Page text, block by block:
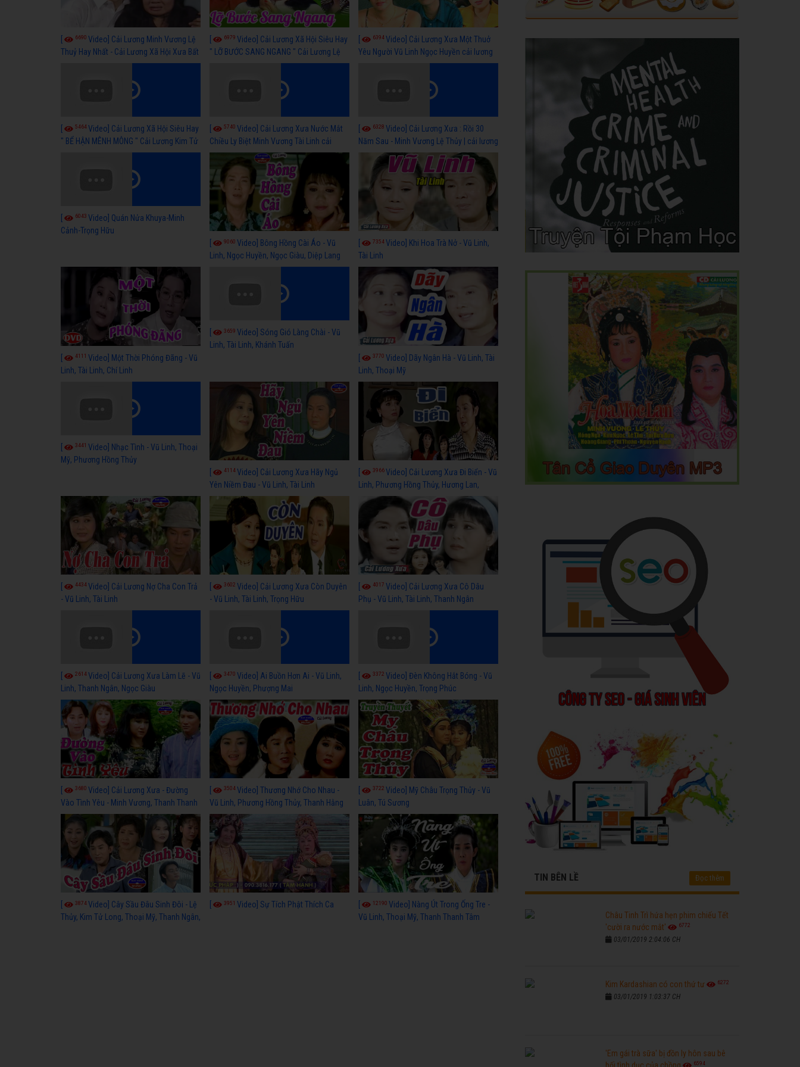
6690 Video] Cải Lương Minh Vương Lệ
Thuỷ Hay Nhất - Cải Lương Xã Hội Xưa Bất
6979 Video] Cải Lương Xã Hội Siêu Hay
" LỠ BƯỚC SANG NGANG " Cải Lương Lệ
Thuỷ, Thanh Tuấn, Hồng Nga
6394Video] Cải Lương Xưa Một Thuở
Yêu Người Vũ Linh Ngọc Huyền cải lương
5464Video] Cải Lương Xã Hội Siêu Hay
" BỂ HẬN MÊNH MÔNG " Cải Lương Kim Tử
Long, Thanh Ngân Hay Nhất
5740 Video] Cải Lương Xưa Nước Mắt
Chiều Ly Biệt Minh Vương Tài Linh cải
lương xã hội hay nhất
6328 Video] Cải Lương Xưa : Rồi 30
Năm Sau - Minh Vương Lệ Thủy | cải lương
xã hội hay nhất
6043 Video] Quán Nửa Khuya-Minh
Cảnh-Trọng Hữu
9060 Video] Bông Hồng Cài Áo - Vũ
Linh, Ngọc Huyền, Ngọc Giàu, Diệp Lang
7354Video] Khi Hoa Trà Nở - Vũ Linh,
Tài Linh
4111 Video] Một Thời Phóng Đãng - Vũ
Linh, Tài Linh, Chí Linh
3659 Video] Sóng Gió Làng Chài - Vũ
Linh, Tài Linh, Khánh Tuấn
3770 Video] Dãy Ngân Hà - Vũ Linh, Tài
Linh, Thoại Mỹ
3441 Video] Nhạc Tình - Vũ Linh, Thoại
Mỹ, Phương Hồng Thủy
4114Video] Cải Lương Xưa Hãy Ngủ
Yên Niềm Đau - Vũ Linh, Tài Linh
3966Video] Cải Lương Xưa Đi Biển - Vũ
Linh, Phương Hồng Thủy, Hương Lan,
Thanh Hằng
4434Video] Cải Lương Nợ Cha Con Trả
- Vũ Linh, Tài Linh
3602 Video] Cải Lương Xưa Còn Duyên
- Vũ Linh, Tài Linh, Trọng Hữu
4017 Video] Cải Lương Xưa Cô Dâu
Phụ - Vũ Linh, Tài Linh, Thanh Ngân
2614Video] Cải Lương Xưa Làm Lẽ - Vũ
Linh, Thanh Ngân, Ngọc Giàu
3470 Video] Ai Buồn Hơn Ai - Vũ Linh,
Ngọc Huyền, Phượng Mai
3372 Video] Đèn Không Hắt Bóng - Vũ
Linh, Ngọc Huyền, Trọng Phúc
3680 Video] Cải Lương Xưa - Đường
Vào Tình Yêu - Minh Vương, Thanh Thanh
Tâm, Kim Tử Long, Thoại Mỹ, Thanh Ngân
3504Video] Thương Nhớ Cho Nhau -
Vũ Linh, Phương Hồng Thủy, Thanh Hằng
3722 Video] Mỹ Châu Trọng Thủy - Vũ
Luân, Tú Sương
3874Video] Cây Sầu Đâu Sinh Đôi - Lệ
Thủy, Kim Tử Long, Thoại Mỹ, Thanh Ngân,
3951 Video] Sự Tích Phật Thích Ca 12190 Video] Nàng Út Trong Ống Tre -
Vũ Linh, Thoại Mỹ, Thanh Thanh Tâm
TIN BÊN LỀ Đọc thêm
Châu Tinh Trì hứa hẹn phim chiếu Tết
'cười ra nước mắt'
6772
03/01/2019 2:04:06 CH
Kim Kardashian có con thứ tư 6272
03/01/2019 1:03:37 CH
'Em gái trà sữa' bị đồn ly hôn sau bê
6594